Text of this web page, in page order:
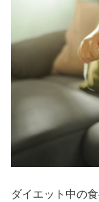
ダイエット中の